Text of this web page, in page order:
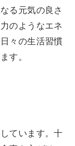
る元気の良さ
のようなエネ
々の生活習慣
す。
ています。十